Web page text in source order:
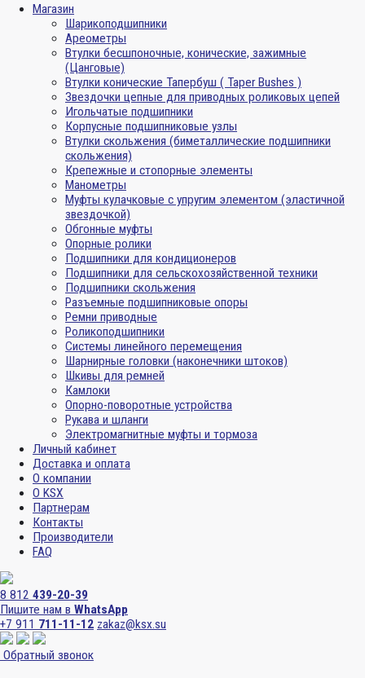
Магазин
Шарикоподшипники
Ареометры
Втулки бесшпоночные, конические, зажимные
(Цанговые)
Втулки конические Тапербуш ( Taper Bushes )
Звездочки цепные для приводных роликовых цепей
Игольчатые подшипники
Корпусные подшипниковые узлы
Втулки скольжения (биметаллические подшипники
скольжения)
Крепежные и стопорные элементы
Манометры
Муфты кулачковые с упругим элементом (эластичной
звездочкой)
Обгонные муфты
Опорные ролики
Подшипники для кондиционеров
Подшипники для сельскохозяйственной техники
Подшипники скольжения
Разъемные подшипниковые опоры
Ремни приводные
Роликоподшипники
Системы линейного перемещения
Шарнирные головки (наконечники штоков)
Шкивы для ремней
Камлоки
Опорно-поворотные устройства
Рукава и шланги
Электромагнитные муфты и тормоза
Личный кабинет
Доставка и оплата
О компании
О KSX
Партнерам
Контакты
Производители
FAQ
8 812 439-20-39
Пишите нам в WhatsApp
+7 911 711-11-12 zakaz@ksx.su
Обратный звонок